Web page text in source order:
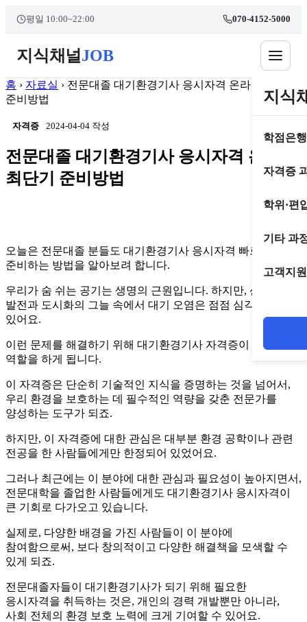
너
뛰
평일 10:00~22:00 070-4152-5000
지식채널 JOB
지식
학점은
자격증
학위·편
기타 과
고객지원
홈 › 자료실 › 전문대졸 대기환경기사 응시자격 온라인 최단기
준비방법
자격증 2024-04-04 작성
전문대졸 대기환경기사 응시자격 온라인
최단기 준비방법
오늘은 전문대졸 분들도 대기환경기사 응시자격 빠르게
준비하는 방법을 알아보려 합니다.
우리가 숨 쉬는 공기는 생명의 근원입니다. 하지만, 산업
발전과 도시화의 그늘 속에서 대기 오염은 점점 심각해지고
있어요.
이런 문제를 해결하기 위해 대기환경기사 자격증이 중요한
역할을 하게 됩니다.
이 자격증은 단순히 기술적인 지식을 증명하는 것을 넘어서,
우리 환경을 보호하는 데 필수적인 역량을 갖춘 전문가를
양성하는 도구가 되죠.
하지만, 이 자격증에 대한 관심은 대부분 환경 공학이나 관련
전공을 한 사람들에게만 한정되어 있었어요.
그러나 최근에는 이 분야에 대한 관심과 필요성이 높아지면서,
전문대학을 졸업한 사람들에게도 대기환경기사 응시자격이
큰 기회로 다가오고 있습니다.
실제로, 다양한 배경을 가진 사람들이 이 분야에
참여함으로써, 보다 창의적이고 다양한 해결책을 모색할 수
있게 되죠.
전문대졸자들이 대기환경기사가 되기 위해 필요한
응시자격을 취득하는 것은, 개인의 경력 개발뿐만 아니라,
사회 전체의 환경 보호 노력에 크게 기여할 수 있어요.